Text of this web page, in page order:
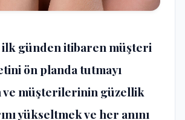
günden itibaren müşteri
ön planda tutmayı
ve müşterilerinin güzellik
yükseltmek ve her anını